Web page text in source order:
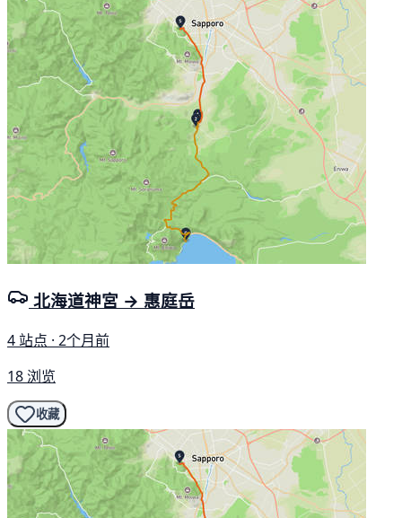
北海道神宮 → 惠庭岳
4 站点 · 2个月前
18 浏览
收藏